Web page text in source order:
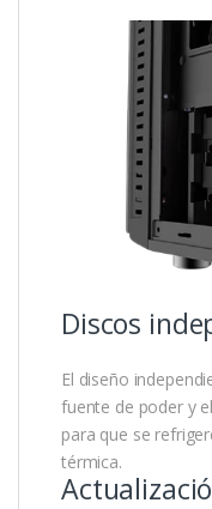
Discos
El diseño
fuente de poder y
para que se
térmica.